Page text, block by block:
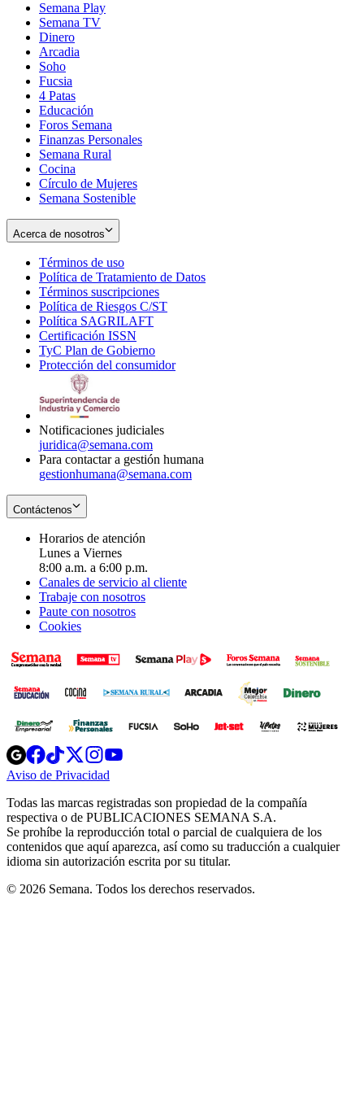
Semana Play
Semana TV
Dinero
Arcadia
Soho
in
new
window
Fucsia
in
new
window
4 Patas
Educación
Foros Semana
Finanzas Personales
Semana Rural
Cocina
Círculo de Mujeres
Semana Sostenible
Acerca de nosotros
Términos de uso
in
new
window
Política de Tratamiento de Datos
Términos suscripciones
in
Política de Riesgos C/ST
Política SAGRILAFT
new
window
Certificación ISSN
in
new
TyC Plan de Gobierno
in
Protección del consumidorOpens
Notificaciones judiciales
juridica@semana.com
Para contactar a gestión humana
gestionhumana@semana.com
Contáctenos
Horarios de atención
Lunes a Viernes
8:00 a.m. a 6:00 p.m.
Canales de servicio al cliente
Trabaje con nosotros
Paute con nosotros
Cookies
Opens
in
new
Opens
in
new
Opens
in
new
window
Opens
new
windowwindow
Aviso de Privacidad
new
window
Todas las marcas registradas son propiedad de la compañía
respectiva o de PUBLICACIONES SEMANA S.A.
Se prohíbe la reproducción total o parcial de cualquiera de los
contenidos que aquí aparezca, así como su traducción a cualquier
idioma sin autorización escrita por su titular.
© 2026 Semana. Todos los derechos reservados.